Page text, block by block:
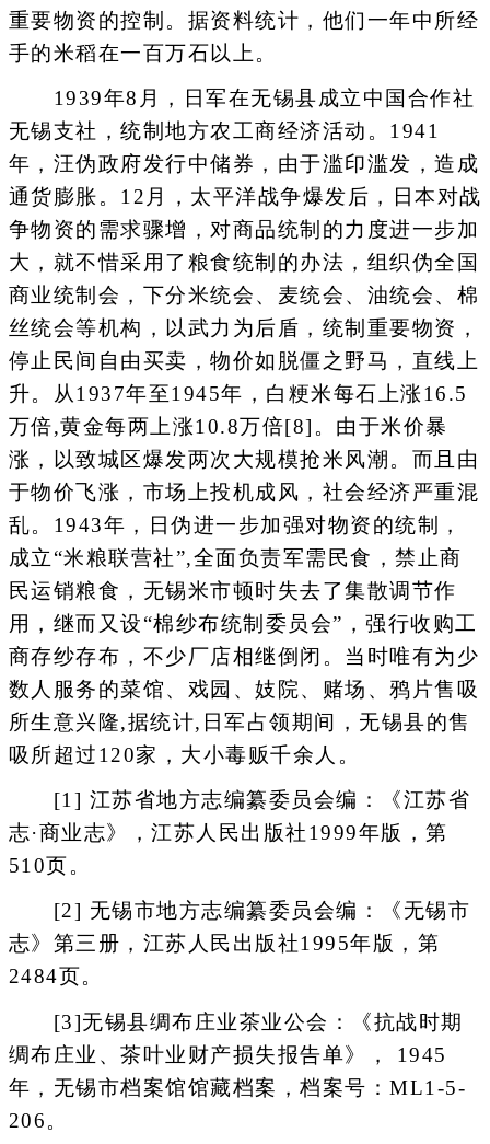
重要物资的控制。据资料统计，他们一年中所经
手的米稻在一百万石以上。
1939年8月，日军在无锡县成立中国合作社
无锡支社，统制地方农工商经济活动。1941
年，汪伪政府发行中储券，由于滥印滥发，造成
通货膨胀。12月，太平洋战争爆发后，日本对战
争物资的需求骤增，对商品统制的力度进一步加
大，就不惜采用了粮食统制的办法，组织伪全国
商业统制会，下分米统会、麦统会、油统会、棉
丝统会等机构，以武力为后盾，统制重要物资，
停止民间自由买卖，物价如脱僵之野马，直线上
升。从1937年至1945年，白粳米每石上涨16.5
万倍,黄金每两上涨10.8万倍[8]。由于米价暴
涨，以致城区爆发两次大规模抢米风潮。而且由
于物价飞涨，市场上投机成风，社会经济严重混
乱。1943年，日伪进一步加强对物资的统制，
成立“米粮联营社”,全面负责军需民食，禁止商
民运销粮食，无锡米市顿时失去了集散调节作
用，继而又设“棉纱布统制委员会”，强行收购工
商存纱存布，不少厂店相继倒闭。当时唯有为少
数人服务的菜馆、戏园、妓院、赌场、鸦片售吸
所生意兴隆,据统计,日军占领期间，无锡县的售
吸所超过120家，大小毒贩千余人。
[1] 江苏省地方志编纂委员会编：《江苏省
志·商业志》，江苏人民出版社1999年版，第
510页。
[2] 无锡市地方志编纂委员会编：《无锡市
志》第三册，江苏人民出版社1995年版，第
2484页。
[3]无锡县绸布庄业茶业公会：《抗战时期
绸布庄业、茶叶业财产损失报告单》， 1945
年，无锡市档案馆馆藏档案，档案号：ML1-5-
206。